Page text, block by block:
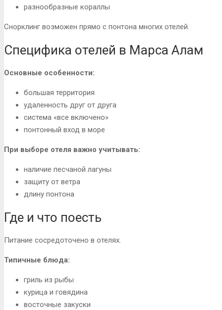
разнообразные кораллы
Снорклинг возможен прямо с понтона многих отелей.
Специфика отелей в Марса Алам
Основные особенности:
большая территория
удаленность друг от друга
система «все включено»
понтонный вход в море
При выборе отеля важно учитывать:
наличие песчаной лагуны
защиту от ветра
длину понтона
Где и что поесть
Питание сосредоточено в отелях.
Типичные блюда:
гриль из рыбы
курица и говядина
восточные закуски